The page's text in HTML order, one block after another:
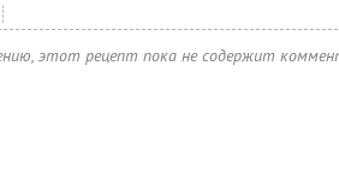
этот рецепт пока не содержит